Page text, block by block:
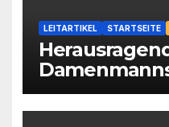
LEITARTIKEL STARTSEITE